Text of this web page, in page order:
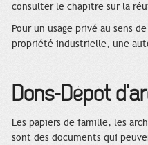
consulter le chapitre sur la
Pour un usage privé au sens
propriété industrielle, une
Dons-Dépôt
Les papiers de famille, les
sont des documents qui